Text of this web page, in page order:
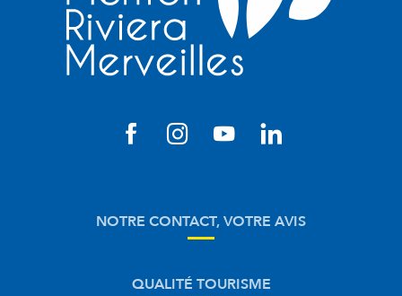
NOTRE CONTACT, VOTRE AVIS
QUALITÉ TOURISME